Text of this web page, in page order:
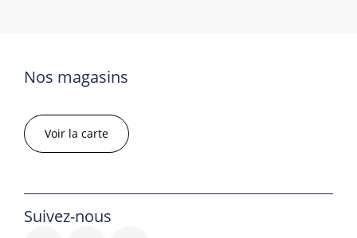
Nos magasins
Voir la carte
Suivez-nous